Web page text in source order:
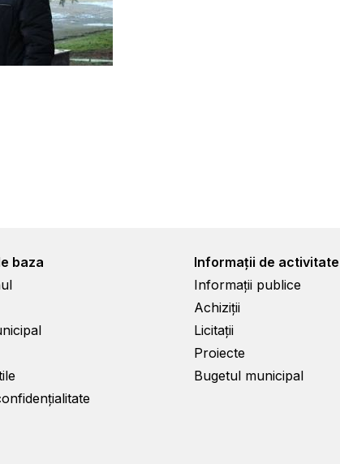
baza
Informații de activitate
Informații publice
Achiziții
Licitații
Proiecte
Bugetul municipal